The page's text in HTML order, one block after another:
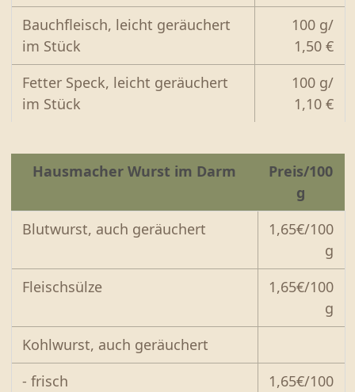
Bauchfleisch, leicht geräuchert
im Stück
100 g/
1,50 €
Fetter Speck, leicht geräuchert
im Stück
100 g/
1,10 €
Hausmacher Wurst im Darm
Preis/100
g
Blutwurst, auch geräuchert
1,65€/100
g
Fleischsülze
1,65€/100
g
Kohlwurst, auch geräuchert
- frisch
1,65€/100